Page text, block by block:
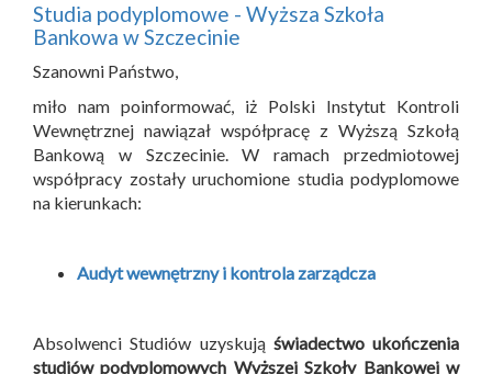
Studia podyplomowe - Wyższa Szkoła
Bankowa w Szczecinie
Szanowni Państwo,
miło nam poinformować, iż Polski Instytut Kontroli
Wewnętrznej nawiązał współpracę z Wyższą Szkołą
Bankową w Szczecinie. W ramach przedmiotowej
współpracy zostały uruchomione studia podyplomowe
na kierunkach:
Audyt wewnętrzny i kontrola zarządcza
Absolwenci Studiów uzyskują świadectwo ukończenia
studiów podyplomowych Wyższej Szkoły Bankowej w